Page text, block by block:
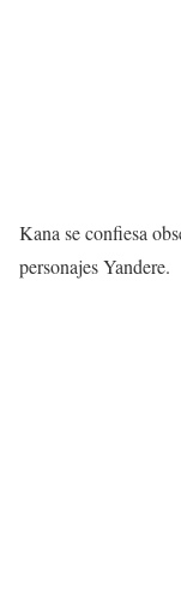
Kana se confiesa
personajes Yandere.